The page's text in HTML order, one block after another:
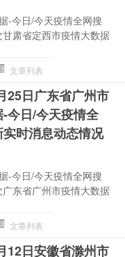
-今日/今天疫情全网搜
肃省定西市疫情大数据
文章列表
25日广东省广州市
今日/今天疫情全
时消息动态情况
-今日/今天疫情全网搜
东省广州市疫情大数据
文章列表
12日安徽省滁州市